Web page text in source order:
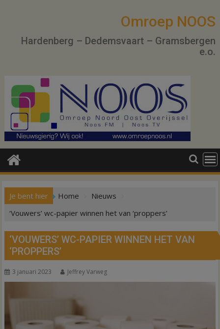
Omroep NOOS
Hardenberg – Dedemsvaart – Gramsbergen
e.o.
Je bent hier Home
Nieuws
‘Vouwers’ wc-papier winnen het van ‘proppers’
‘VOUWERS’ WC-PAPIER WINNEN HET VAN
‘PROPPERS’
3 januari 2023 Jeffrey Varweg